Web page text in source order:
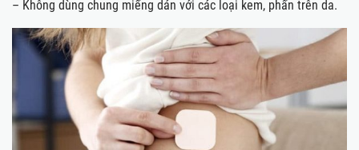
– Không dùng chung miếng dán với các loại kem, phấn trên da.